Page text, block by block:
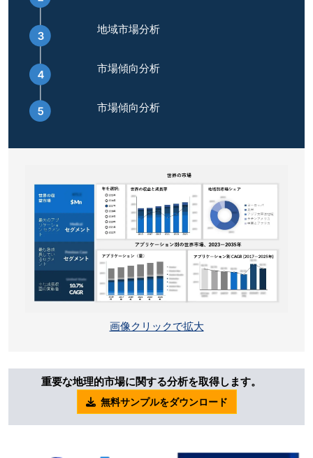
地域市場分析
市場傾向分析
市場傾向分析
画像クリックで拡大
重要な地理的市場に関する分析を取得します。
無料サンプルをダウンロード